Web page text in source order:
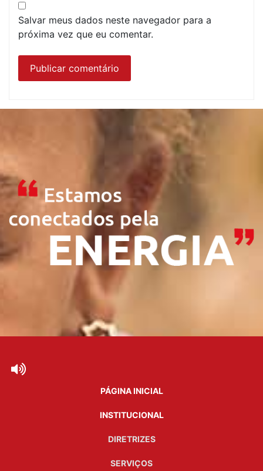
Salvar meus dados neste navegador para a
próxima vez que eu comentar.
PÁGINA INICIAL
INSTITUCIONAL
DIRETRIZES
SERVIÇOS